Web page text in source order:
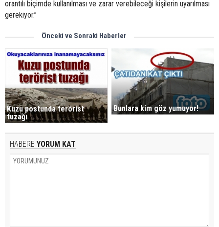
orantılı biçimde kullanılması ve zarar verebileceği kişilerin uyarılması
gerekiyor.”
Önceki ve Sonraki Haberler
Kuzu postunda terörist
tuzağı
Bunlara kim göz yumuyor!
HABERE YORUM KAT